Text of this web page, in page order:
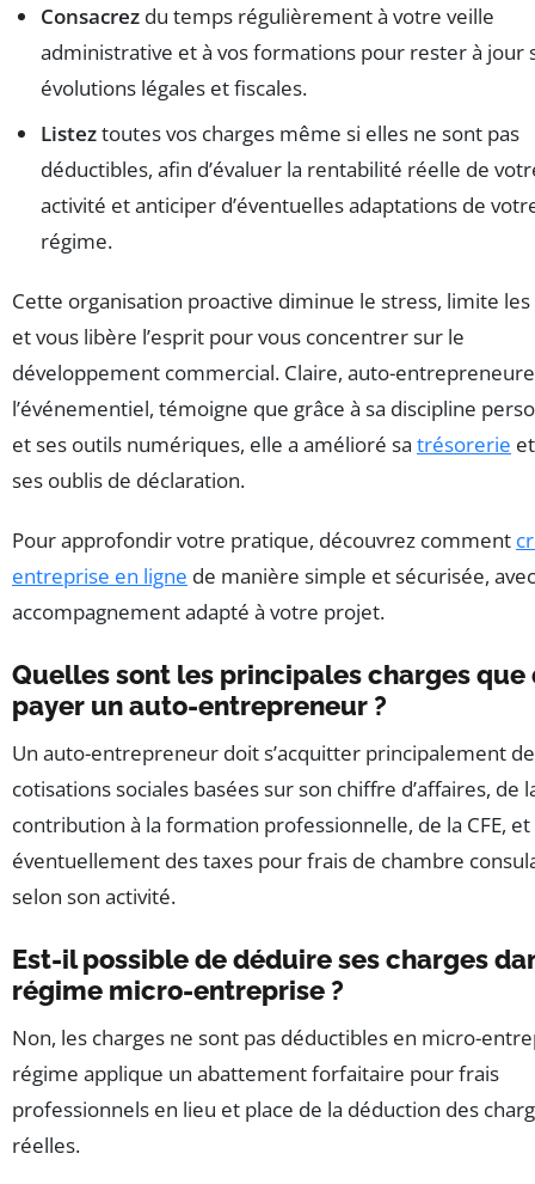
Consacrez du temps régulièrement à votre veille
administrative et à vos formations pour rester à jour
évolutions légales et fiscales.
Listeztoutes vos charges même si elles ne sont pas
déductibles, afin d’évaluer la rentabilité réelle de
activité et anticiper d’éventuelles adaptations de
régime.
Cette organisation proactive diminue le stress, limite
et vous libère l’esprit pour vous concentrer sur le
développement commercial. Claire, auto-
l’événementiel, témoigne que grâce à sa discipline
et ses outils numériques, elle a amélioré sa trésorerie
ses oublis de déclaration.
Pour approfondir votre pratique, découvrez comment
entreprise en ligne de manière simple et sécurisée,
accompagnement adapté à votre projet.
Quelles sont les principales charges que
payer un auto-entrepreneur ?
Un auto-entrepreneur doit s’acquitter principalement
cotisations sociales basées sur son chiffre d’affaires, de
contribution à la formation professionnelle, de la CFE, et
éventuellement des taxes pour frais de chambre
selon son activité.
Est-il possible de déduire ses charges
régime micro-entreprise ?
Non, les charges ne sont pas déductibles en micro-
régime applique un abattement forfaitaire pour frais
professionnels en lieu et place de la déduction des
réelles.